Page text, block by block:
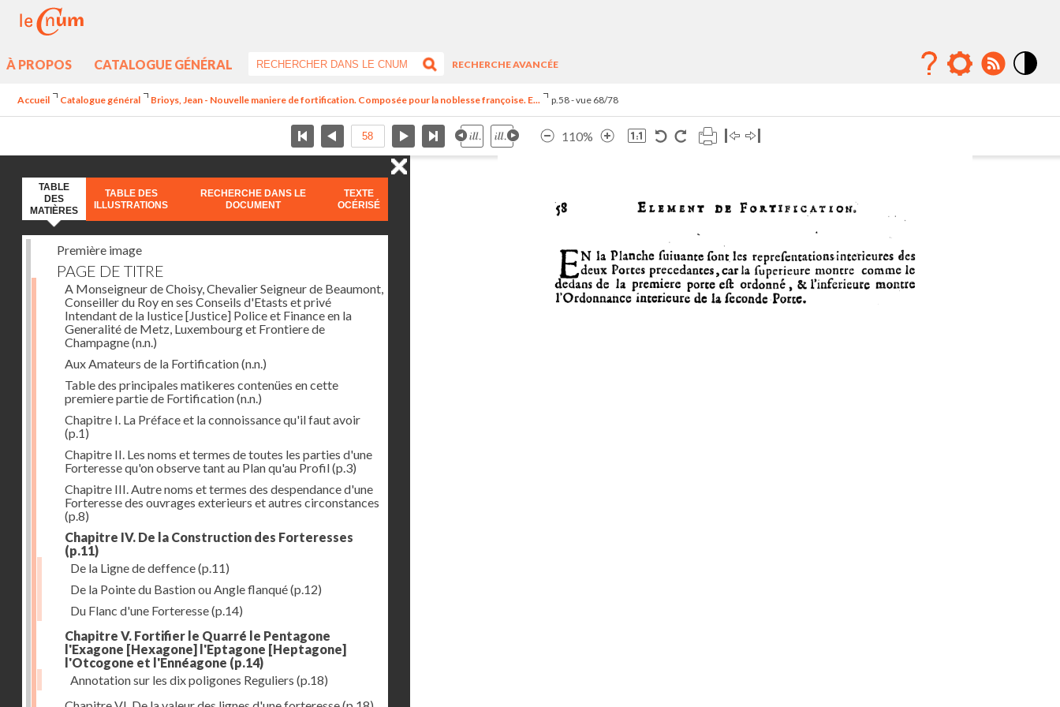
À PROPOS CATALOGUE GÉNÉRAL
RECHERCHE AVANCÉE
Accueil Catalogue général Brioys, Jean - Nouvelle maniere de fortification. Composée pour la noblesse françoise. E... p.58 - vue 68/78
110%
TABLE
DES
MATIÈRES
TABLE DES
ILLUSTRATIONS
RECHERCHE DANS LE
DOCUMENT
TEXTE
OCÉRISÉ
Première image
PAGE DE TITRE
A Monseigneur de Choisy, Chevalier Seigneur de Beaumont,
Conseiller du Roy en ses Conseils d'Etasts et privé
Intendant de la Iustice [Justice] Police et Finance en la
Generalité de Metz, Luxembourg et Frontiere de
Champagne(n.n.)
Aux Amateurs de la Fortification(n.n.)
Table des principales matikeres contenües en cette
premiere partie de Fortification(n.n.)
Chapitre I. La Préface et la connoissance qu'il faut avoir
(p.1)
Chapitre II. Les noms et termes de toutes les parties d'une
Forteresse qu'on observe tant au Plan qu'au Profil(p.3)
Chapitre III. Autre noms et termes des despendance d'une
Forteresse des ouvrages exterieurs et autres circonstances
(p.8)
Chapitre IV. De la Construction des Forteresses
(p.11)
De la Ligne de deffence(p.11)
De la Pointe du Bastion ou Angle flanqué(p.12)
Du Flanc d'une Forteresse(p.14)
Chapitre V. Fortifier le Quarré le Pentagone
l'Exagone [Hexagone] l'Eptagone [Heptagone]
l'Otcogone et l'Ennéagone (p.14)
Annotation sur les dix poligones Reguliers (p.18)